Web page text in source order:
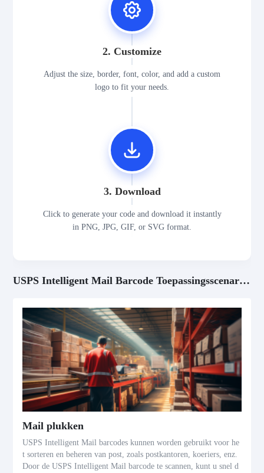
2. Customize
Adjust the size, border, font, color, and add a custom
logo to fit your needs.
3. Download
Click to generate your code and download it instantly
in PNG, JPG, GIF, or SVG format.
USPS Intelligent Mail Barcode Toepassingsscenario's
Mail plukken
USPS Intelligent Mail barcodes kunnen worden gebruikt voor he
t sorteren en beheren van post, zoals postkantoren, koeriers, enz.
Door de USPS Intelligent Mail barcode te scannen, kunt u snel d